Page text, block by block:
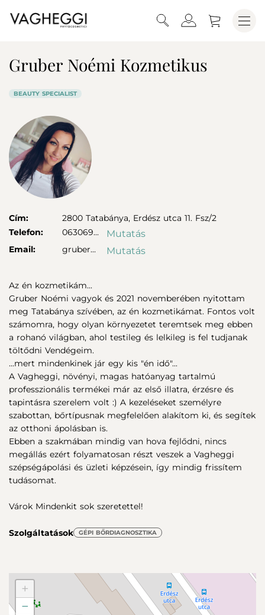
Gruber Noémi Kozmetikus
BEAUTY SPECIALIST
Cím: 2800 Tatabánya, Erdész utca 11. Fsz/2
Telefon:
063069... Mutatás
Email: gruber... Mutatás
Az én kozmetikám...
Gruber Noémi vagyok és 2021 novemberében nyitottam
meg Tatabánya szívében, az én kozmetikámat. Fontos volt
számomra, hogy olyan környezetet teremtsek meg ebben
a rohanó világban, ahol testileg és lelkileg is fel tudjanak
töltődni Vendégeim.
...mert mindenkinek jár egy kis "én idő"...
A Vagheggi, növényi, magas hatóanyag tartalmú
professzionális termékei már az első illatra, érzésre és
tapintásra szerelem volt :) A kezeléseket személyre
szabottan, bőrtípusnak megfelelően alakítom ki, és segítek
az otthoni ápolásban is.
Ebben a szakmában mindig van hova fejlődni, nincs
megállás ezért folyamatosan részt veszek a Vagheggi
szépségápolási és üzleti képzésein, így mindig frissítem
tudásomat.
Várok Mindenkit sok szeretettel!
Szolgáltatások GÉPI BŐRDIAGNOSZTIKA
+
−